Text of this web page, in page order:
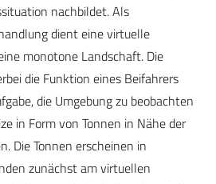
nachbildet. Als
dient eine virtuelle
monotone Landschaft. Die
die Funktion eines Beifahrers
die Umgebung zu beobachten
in Form von Tonnen in Nähe der
Die Tonnen erscheinen in
zunächst am virtuellen